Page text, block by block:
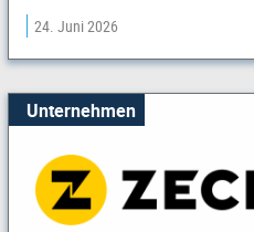
24. Juni 2026
Unternehmen